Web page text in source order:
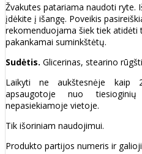
Žvakutes patariama naudoti ryte.
įdėkite į išangę. Poveikis
rekomenduojama šiek tiek atidėti
pakankamai suminkštėtų.
Sudėtis. Glicerinas, stearino
Laikyti ne aukštesnėje kaip
apsaugotoje nuo
nepasiekiamoje vietoje.
Tik išoriniam naudojimui.
Produkto partijos numeris ir